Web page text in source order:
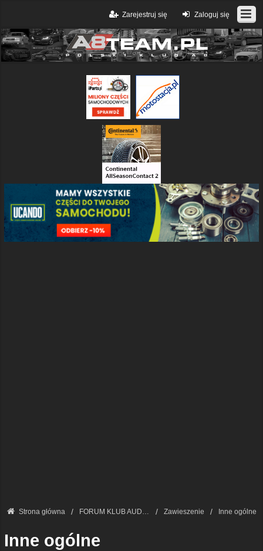
Zaloguj się
Zarejestruj się
Strona główna FORUM KLUB AUDI A8 - FORUM TECHNICZNE Zawieszenie Inne ogólne
Inne ogólne